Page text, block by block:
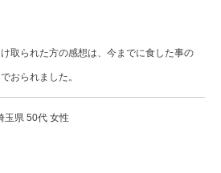
取られた方の感想は、今までに食した事の
おられました。
玉県 50代 女性